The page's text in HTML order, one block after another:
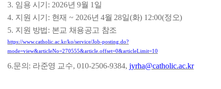
3. 임용 시기 : 2026년9월 1 일
4. 지원 시기 : 현재 ~ 2026년 4월 28일(화) 12:00(정오)
5. 지원 방법: 본교 채용공고 참조
https://www.catholic.ac.kr/ko/service/Job-posting.do?
mode=view&articleNo=270555&article.offset=0&articleLimit=10
6.문의 : 라준영 교수, 010-2506-9384, jyrha@catholic.ac.kr